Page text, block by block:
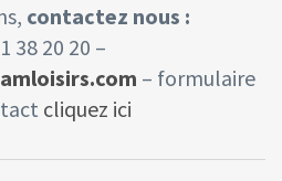
contactez nous :
38 20 20 –
– formulaire
cliquez ici